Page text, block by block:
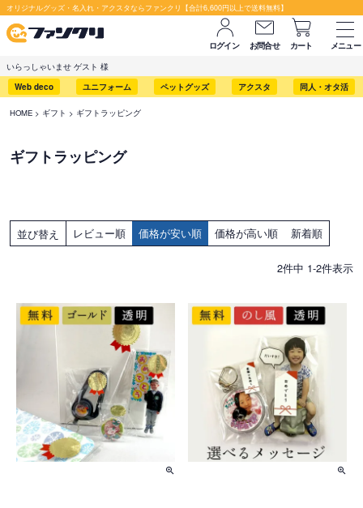
オリジナルグッズ・名入れ・アクスタならファンクリ【合計6,600円以上で送料無料】
ログイン お問合せ カート
メニュー
いらっしゃいませ ゲスト 様
Web deco
ユニフォーム ペットグッズ アクスタ 同人・オタ活
HOME ギフト ギフトラッピング
ギフトラッピング
並び替え レビュー順 価格が安い順 価格が高い順 新着順
2件中 1-2件表示